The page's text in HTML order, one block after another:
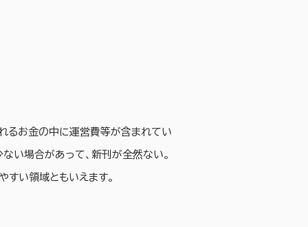
るお金の中に運営費等が含まれてい
い場合があって、新刊が全然ない。
すい領域ともいえます。